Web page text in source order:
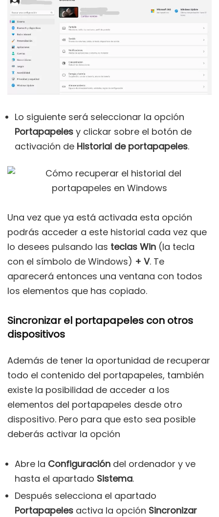
Lo siguiente será seleccionar la opción
Portapapeles y clickar sobre el botón de
activación de Historial de portapapeles.
Una vez que ya está activada esta opción
podrás acceder a este historial cada vez que
lo desees pulsando las teclas Win (la tecla
con el símbolo de Windows) + V. Te
aparecerá entonces una ventana con todos
los elementos que has copiado.
Sincronizar el portapapeles con otros
dispositivos
Además de tener la oportunidad de recuperar
todo el contenido del portapapeles, también
existe la posibilidad de acceder a los
elementos del portapapeles desde otro
dispositivo. Pero para que esto sea posible
deberás activar la opción
Abre la Configuración del ordenador y ve
hasta el apartado Sistema.
Después selecciona el apartado
Portapapeles activa la opción Sincronizar